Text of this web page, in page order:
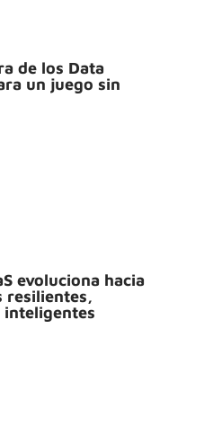
de los Data
un juego sin
evoluciona hacia
resilientes,
inteligentes